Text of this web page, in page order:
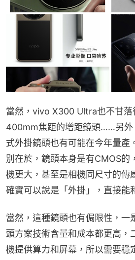
當然，vivo X300 Ultra也不甘落
400mm焦距的增距鏡頭……另外
式外掛鏡頭也有可能在今年量產
別在於，鏡頭本身是有CMOS的
機更大，甚至是相機同尺寸的傳
確實可以說是「外掛」，直接能
當然，這種鏡頭也有侷限性，一
頭方案技術含量和成本都更高，
機提供算力和屏幕，所以需要穩